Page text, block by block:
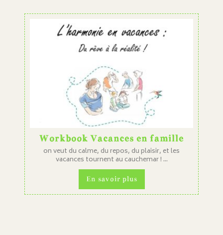
Workbook Vacances en famille
on veut du calme, du repos, du plaisir, et les
vacances tournent au cauchemar ! ...
En savoir plus